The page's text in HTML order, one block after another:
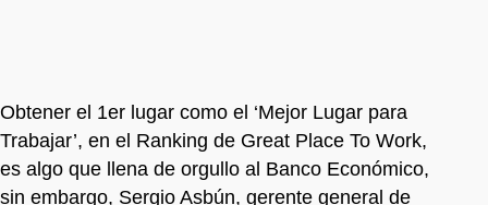
Obtener el 1er lugar como el ‘Mejor Lugar para
Trabajar’, en el Ranking de Great Place To Work,
es algo que llena de orgullo al Banco Económico,
sin embargo, Sergio Asbún, gerente general de